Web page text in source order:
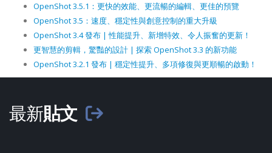
OpenShot 3.5.1：更快的效能、更流暢的編輯、更佳的預覽
OpenShot 3.5：速度、穩定性與創意控制的重大升級
OpenShot 3.4 發布 | 性能提升、新增特效、令人振奮的更新！
更智慧的剪輯，驚豔的設計 | 探索 OpenShot 3.3 的新功能
OpenShot 3.2.1 發布 | 穩定性提升、多項修復與更順暢的啟動！
最新貼文